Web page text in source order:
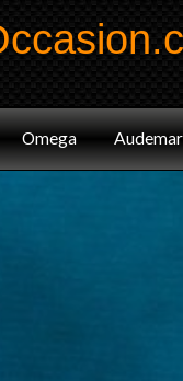
Code41
Omega